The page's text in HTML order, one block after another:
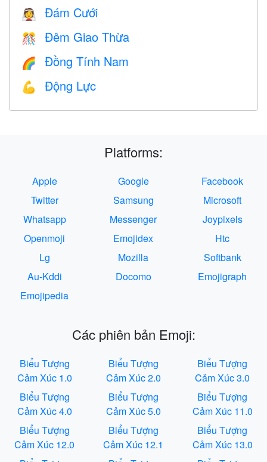
👰 Đám Cưới
🎊 Đêm Giao Thừa
🌈 Đồng Tính Nam
💪 Động Lực
Platforms:
Apple Google
Facebook
Twitter
Samsung
Microsoft
Whatsapp
Messenger
Joypixels
Openmoji
Emojidex
Htc
Lg
Mozilla
Softbank
Au-Kddi
Docomo
Emojigraph
Emojipedia
Các phiên bản Emoji:
Biểu Tượng
Cảm Xúc 1.0
Biểu Tượng
Cảm Xúc 2.0
Biểu Tượng
Cảm Xúc 3.0
Biểu Tượng
Cảm Xúc 4.0
Biểu Tượng
Cảm Xúc 5.0
Biểu Tượng
Cảm Xúc 11.0
Biểu Tượng
Cảm Xúc 12.0
Biểu Tượng
Cảm Xúc 12.1
Biểu Tượng
Cảm Xúc 13.0